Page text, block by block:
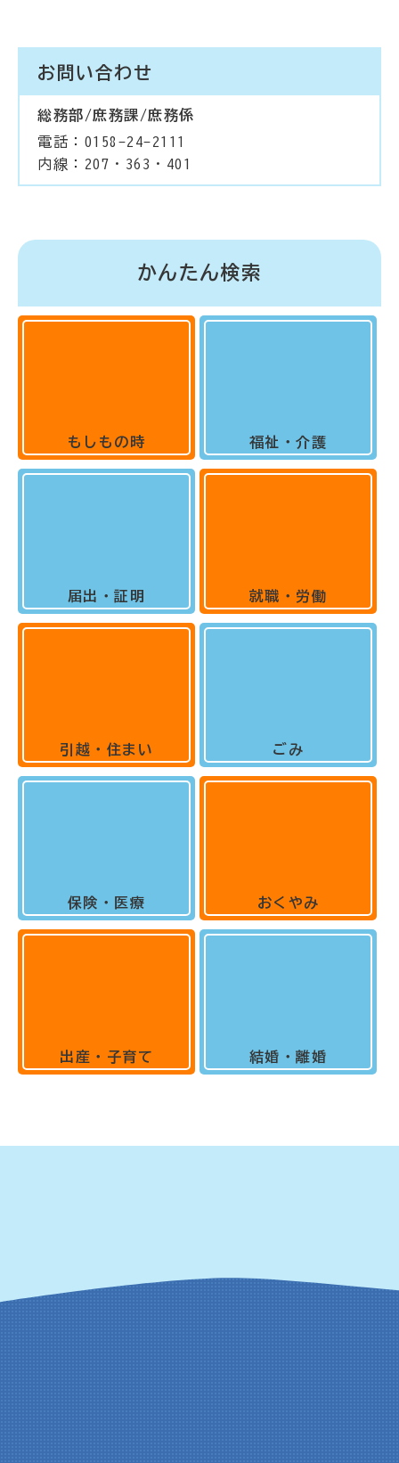
お問い合わせ
総務部/庶務課/庶務係
電話：0158-24-2111
内線：207・363・401
かんたん検索
もしもの時
届出・証明
引越・住まい
保険・医療
出産・子育て
福祉・介護
就職・労働
ごみ
おくやみ
結婚・離婚